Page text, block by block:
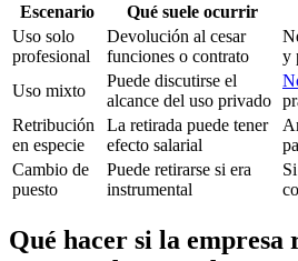
Escenario Qué suele ocurrir
Uso solo
profesional
Devolución al cesar
funciones o contrato
y
Uso mixto
Puede discutirse el
alcance del uso privado
Retribución
en especie
La retirada puede tener
efecto salarial
Cambio de
puesto
Puede retirarse si era
instrumental
Qué hacer si la empresa